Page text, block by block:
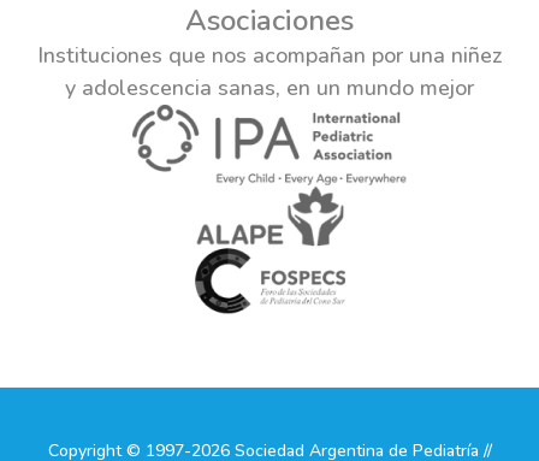
Asociaciones
Instituciones que nos acompañan por una niñez
y adolescencia sanas, en un mundo mejor
Copyright © 1997-2026 Sociedad Argentina de Pediatría //